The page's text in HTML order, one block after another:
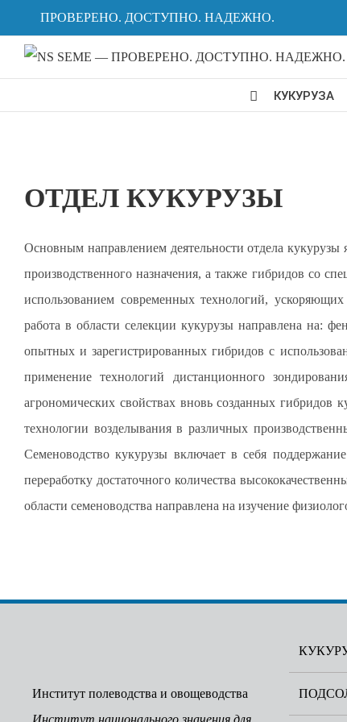
to
ПРОВЕРЕНО. ДОСТУПНО. НАДЕЖНО.
КУКУРУЗА
ОТДЕЛ КУКУРУЗЫ
Основным направлением деятельности отдела кукурузы
производственного назначения, а также гибридов со
использованием современных технологий,
работа в области селекции кукурузы направлена ​​на:
опытных и зарегистрированных гибридов с
применение технологий дистанционного
агрономических свойствах вновь созданных гибридов
технологии возделывания в различных
Семеноводство кукурузы включает в себя
переработку достаточного количества
области семеноводства направлена ​​на изучение
Институт полеводства и овощеводства
Институт национального значения для